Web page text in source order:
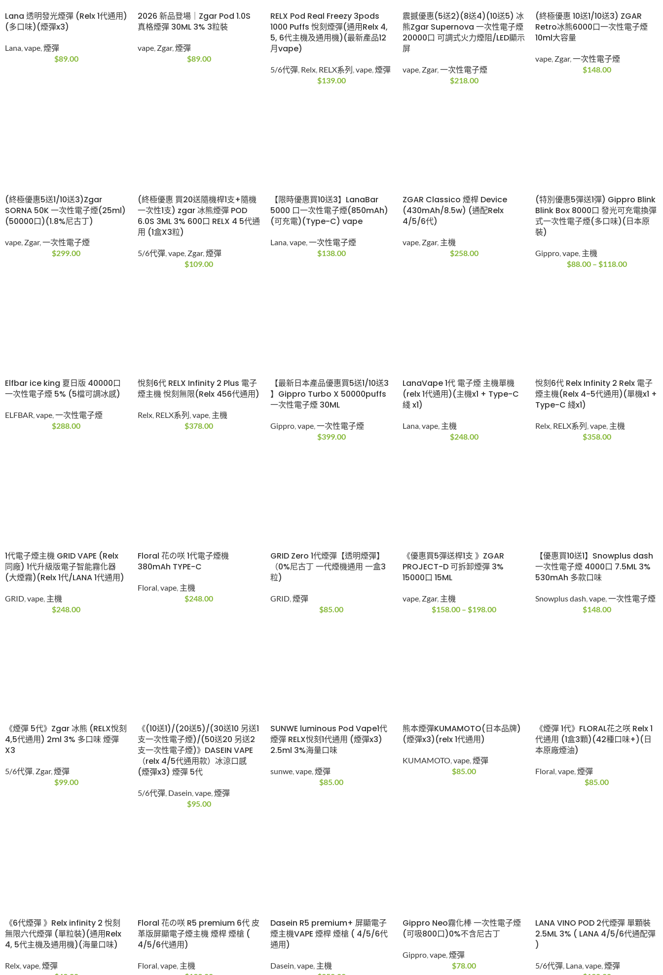
Lana 透明發光煙彈 (Relx 1代通用)
(多口味)(煙彈x3)
Lana vape 煙彈
$89.00
2026 新品登場｜Zgar Pod 1.0S
真格煙彈 30ML 3% 3粒裝
vape, Zgar, 煙彈
$89.00
RELX Pod Real Freezy 3pods
1000 Puffs 悅刻煙彈(通用Relx 4,
5, 6代主機及通用機)(最新產品12
月vape)
5/6代彈 Relx, RELX系列 vape, 煙彈
$139.00
震撼優惠(5送2)(8送4)(10送5) 冰
熊Zgar Supernova 一次性電子煙
20000口 可調式火力煙阻/LED顯示
屏
vape Zgar, 一次性電子煙
$218.00
(終極優惠 10送1/10送3) ZGAR
Retro冰熊6000口一次性電子煙
10ml大容量
vape Zgar, 一次性電子煙
$148.00
(終極優惠5送1/10送3)Zgar
SORNA 50K 一次性電子煙(25ml)
(50000口)(1.8%尼古丁)
vape Zgar, 一次性電子煙
$299.00
(終極優惠 買20送隨機桿1支+隨機
一次性1支) zgar 冰熊煙彈 POD
6.0S 3ML 3% 600口 RELX 4 5代通
用 (1盒X3粒)
5/6代彈 vape, Zgar, 煙彈
$109.00
【限時優惠買10送3】LanaBar
5000 口一次性電子煙(850mAh)
(可充電)(Type-C) vape
Lana, vape, 一次性電子煙
$138.00
ZGAR Classico 煙桿 Device
(430mAh/8.5w) (通配Relx
4/5/6代)
vape Zgar, 主機
$258.00
(特別優惠5彈送1彈) Gippro Blink
Blink Box 8000口 發光可充電換彈
式一次性電子煙(多口味)(日本原
裝)
Gippro vape 主機
$88.00 – $118.00
Elfbar ice king 夏日版 40000口
一次性電子煙 5% (5檔可調冰感)
ELFBAR vape 一次性電子煙
$288.00
悅刻6代 RELX Infinity 2 Plus 電子
煙主機 悅刻無限(Relx 456代通用)
Relx, RELX系列 vape, 主機
$378.00
【最新日本產品優惠買5送1/10送3
】Gippro Turbo X 50000puffs
一次性電子煙 30ML
Gippro, vape, 一次性電子煙
$399.00
LanaVape 1代 電子煙 主機單機
(relx 1代通用)(主機x1 + Type-C
綫 x1)
Lana vape 主機
$248.00
悅刻6代 Relx Infinity 2 Relx 電子
煙主機(Relx 4-5代通用)(單機x1 +
Type-C 綫x1)
Relx RELX系列 vape 主機
$358.00
1代電子煙主機 GRID VAPE (Relx
同廠) 1代升級版電子智能霧化器
(大煙霧)(Relx 1代/LANA 1代通用)
GRID vape 主機
$248.00
Floral 花の咲 1代電子煙機
380mAh TYPE-C
Floral vape, 主機
$248.00
GRID Zero 1代煙彈【透明煙彈】
（0%尼古丁 一代煙機通用 一盒3
粒)
GRID, 煙彈
$85.00
《優惠買5彈送桿1支 》ZGAR
PROJECT-D 可拆卸煙彈 3%
15000口 15ML
vape Zgar, 主機
$158.00 – $198.00
【優惠買10送1】Snowplus dash
一次性電子煙 4000口 7.5ML 3%
530mAh 多款口味
Snowplus dash vape 一次性電子煙
$148.00
《煙彈 5代》Zgar 冰熊 (RELX悅刻
4,5代通用) 2ml 3% 多口味 煙彈
X3
5/6代彈 Zgar, 煙彈
$99.00
《(10送1)/(20送5)/(30送10 另送1
支一次性電子煙)/(50送20 另送2
支一次性電子煙)》DASEIN VAPE
（relx 4/5代通用款）冰涼口感
(煙彈x3) 煙彈 5代
5/6代彈 Dasein vape, 煙彈
$95.00
SUNWE luminous Pod Vape1代
煙彈 RELX悅刻1代通用 (煙彈x3)
2.5ml 3%海量口味
sunwe, vape, 煙彈
$85.00
熊本煙彈KUMAMOTO(日本品牌)
(煙彈x3)(relx 1代通用)
KUMAMOTO vape 煙彈
$85.00
《煙彈 1代》FLORAL花之咲 Relx 1
代通用 (1盒3顆)(42種口味+)(日
本原廠煙油)
Floral vape 煙彈
$85.00
《6代煙彈 》Relx infinity 2 悅刻
無限六代煙彈 (單粒裝)(通用Relx
4, 5代主機及通用機)(海量口味)
Relx vape 煙彈
Floral 花の咲 R5 premium 6代 皮
革版屏顯電子煙主機 煙桿 煙槍 (
4/5/6代通用)
Floral vape, 主機
Dasein R5 premium+ 屏顯電子
煙主機VAPE 煙桿 煙槍 ( 4/5/6代
通用)
Dasein vape, 主機
Gippro Neo霧化棒 一次性電子煙
(可吸800口)0%不含尼古丁
Gippro vape 煙彈
$78.00
LANA VINO POD 2代煙彈 單顆裝
2.5ML 3% ( LANA 4/5/6代通配彈
)
5/6代彈 Lana vape 煙彈